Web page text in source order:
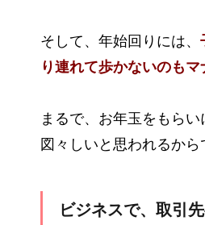
そして、年始回りには、
り連れて歩かないのもマ
まるで、お年玉をもら
図々しいと思われるから
ビジネスで、取引